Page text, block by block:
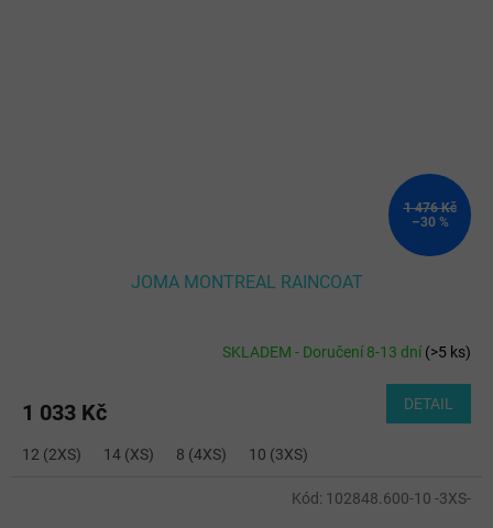
1 476 Kč
–30 %
JOMA MONTREAL RAINCOAT
SKLADEM - Doručení 8-13 dní(>5 ks)
1 033 Kč DETAIL
12 (2XS) 14 (XS) 8 (4XS) 10 (3XS)
Kód: 102848.600-10 -3XS-